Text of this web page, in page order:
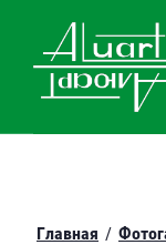
Главная /